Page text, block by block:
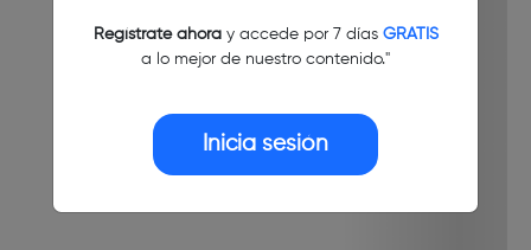
Regístrate ahoray accede por 7 días GRATIS
a lo mejor de nuestro contenido."
Inicia sesión